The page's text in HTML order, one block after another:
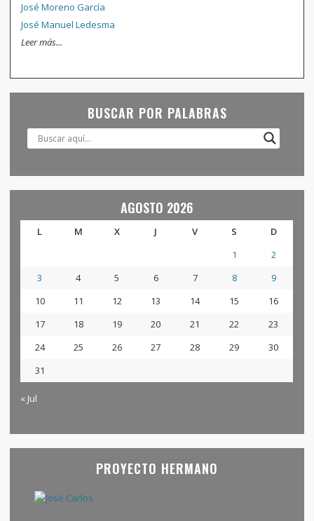
José Moreno García
José Manuel Ledesma
Leer más...
BUSCAR POR PALABRAS
AGOSTO 2026
L M X J V S
D
1
2
3
4 5 6 7 8
9
10
11 12 13 14 15
16
17
18 19 20 21 22
23
24
25 26 27 28 29
30
31
« Jul
PROYECTO HERMANO